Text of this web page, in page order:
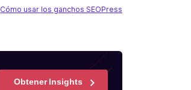
Cómo usar los ganchos SEOPress
Obtener Insights